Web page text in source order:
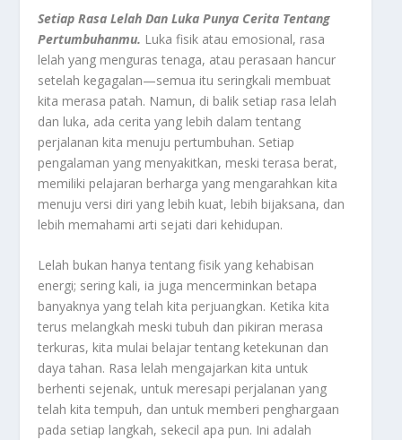
Setiap Rasa Lelah Dan Luka Punya Cerita Tentang
Pertumbuhanmu. Luka fisik atau emosional, rasa
lelah yang menguras tenaga, atau perasaan hancur
setelah kegagalan—semua itu seringkali membuat
kita merasa patah. Namun, di balik setiap rasa lelah
dan luka, ada cerita yang lebih dalam tentang
perjalanan kita menuju pertumbuhan. Setiap
pengalaman yang menyakitkan, meski terasa berat,
memiliki pelajaran berharga yang mengarahkan kita
menuju versi diri yang lebih kuat, lebih bijaksana, dan
lebih memahami arti sejati dari kehidupan.
Lelah bukan hanya tentang fisik yang kehabisan
energi; sering kali, ia juga mencerminkan betapa
banyaknya yang telah kita perjuangkan. Ketika kita
terus melangkah meski tubuh dan pikiran merasa
terkuras, kita mulai belajar tentang ketekunan dan
daya tahan. Rasa lelah mengajarkan kita untuk
berhenti sejenak, untuk meresapi perjalanan yang
telah kita tempuh, dan untuk memberi penghargaan
pada setiap langkah, sekecil apa pun. Ini adalah